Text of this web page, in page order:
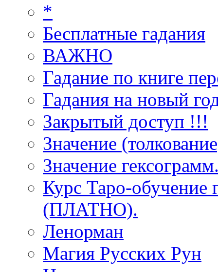
*
Бесплатные гадания
ВАЖНО
Гадание по книге
Гадания на новый
Закрытый доступ !!!
Значение
Значение
Курс Таро-обучение
(ПЛАТНО).
Ленорман
Магия Русских Рун